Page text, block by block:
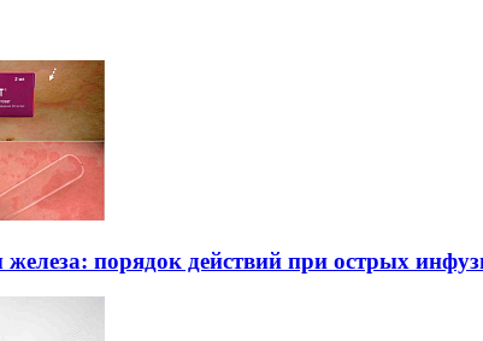
порядок действий при острых